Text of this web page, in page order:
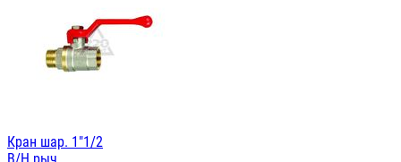
Кран шар. 1"1/2